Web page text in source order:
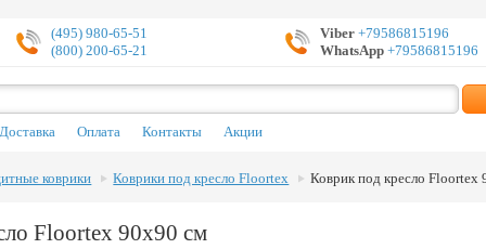
(495) 980-65-51
(800) 200-65-21
Viber+79586815196
WhatsApp+79586815196
Доставка Оплата Контакты Акции
коврики Коврики под кресло Floortex Коврик под кресло Floortex
Floortex 90х90 см